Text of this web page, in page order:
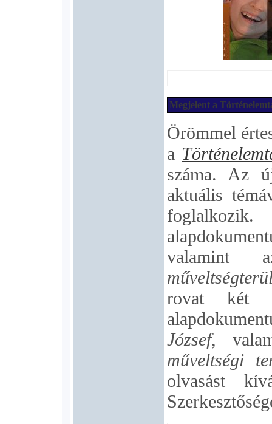
Megjelent a
Örömmel
a
száma. Az
aktuális
rovat két
József,
műveltségi
olvasást